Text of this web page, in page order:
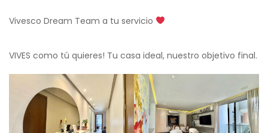
Vivesco Dream Team a tu servicio
VIVES como tú quieres! Tu casa ideal, nuestro objetivo final.